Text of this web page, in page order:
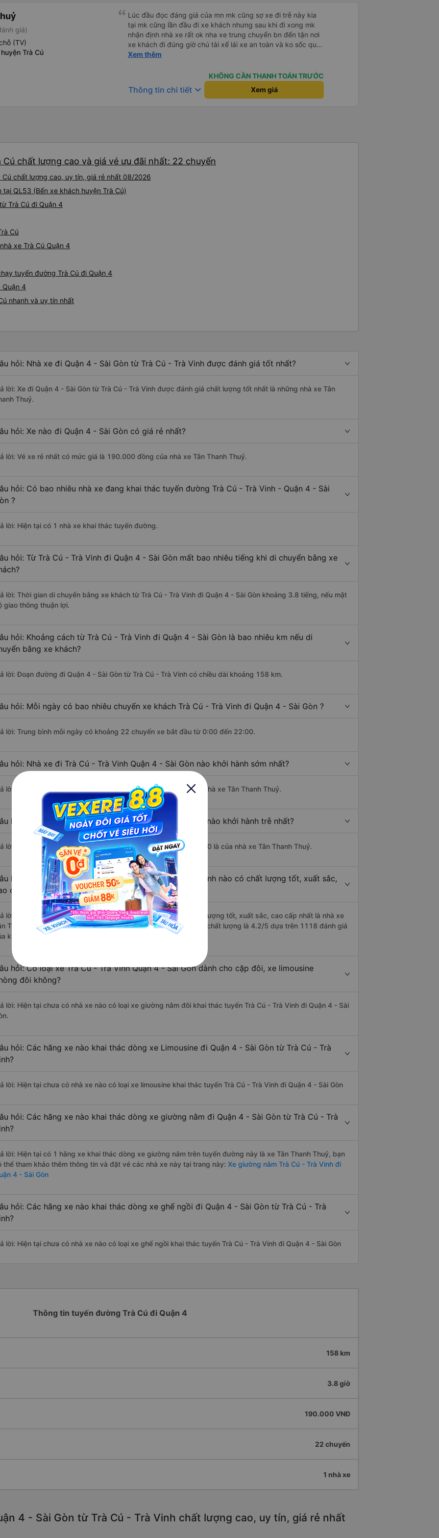
giá)
(TV)
Trà Cú
Lúc đầu đọc đáng giá của mn mk cũng sợ xe đi trễ này kia
tại mk cũng lần đầu đi xe khách nhưng sau khi đi xong mk
nhận định nhà xe rất ok nha xe trung chuyển bn đến tận nơi
xe khách đi đúng giờ chú tài xế lái xe an toàn và ko sốc quá
đầu nha nv trên xe cũng chu đáo nchung mk có đi sg vẫn
Xem thêm
KHÔNG CẦN THANH TOÁN TRƯỚC
Thông tin chi tiết keyboard_arrow_down Xem giá
chất lượng cao và giá vé ưu đãi nhất: 22 chuyến
chất lượng cao, uy tín, giá rẻ nhất 08/2026
tại QL53 (Bến xe khách huyện Trà Cú)
Trà Cú đi Quận 4
Cú
xe Trà Cú Quận 4
tuyến đường Trà Cú đi Quận 4
Quận 4
nhanh và uy tín nhất
hỏi: Nhà xe đi Quận 4 - Sài Gòn từ Trà Cú - Trà Vinh được đánh giá tốt nhất?
lời: Xe đi Quận 4 - Sài Gòn từ Trà Cú - Trà Vinh được đánh giá chất lượng tốt nhất là những nhà xe Tân
Thuỷ.
hỏi: Xe nào đi Quận 4 - Sài Gòn có giá rẻ nhất?
lời: Vé xe rẻ nhất có mức giá là 190.000 đồng của nhà xe Tân Thanh Thuỷ.
hỏi: Có bao nhiêu nhà xe đang khai thác tuyến đường Trà Cú - Trà Vinh - Quận 4 - Sài
?
lời: Hiện tại có 1 nhà xe khai thác tuyến đường.
hỏi: Từ Trà Cú - Trà Vinh đi Quận 4 - Sài Gòn mất bao nhiêu tiếng khi di chuyển bằng xe
lời: Thời gian di chuyển bằng xe khách từ Trà Cú - Trà Vinh đi Quận 4 - Sài Gòn khoảng 3.8 tiếng, nếu mật
giao thông thuận lợi.
hỏi: Khoảng cách từ Trà Cú - Trà Vinh đi Quận 4 - Sài Gòn là bao nhiêu km nếu di
bằng xe khách?
lời: Đoạn đường đi Quận 4 - Sài Gòn từ Trà Cú - Trà Vinh có chiều dài khoảng 158 km.
hỏi: Mỗi ngày có bao nhiêu chuyến xe khách Trà Cú - Trà Vinh đi Quận 4 - Sài Gòn ?
lời: Trung bình mỗi ngày có khoảng 22 chuyến xe bắt đầu từ 0:00 đến 22:00.
hỏi: Nhà xe đi Trà Cú - Trà Vinh Quận 4 - Sài Gòn nào khởi hành sớm nhất?
lời: Chuyến xe có giờ xuất phát sớm nhất vào lúc 0:00 là của nhà xe Tân Thanh Thuỷ.
hỏi: Nhà xe đi Quận 4 - Sài Gòn từ Trà Cú - Trà Vinh nào khởi hành trễ nhất?
lời: Chuyến xe có giờ xuất phát trễ (muộn) nhất là vào lúc 22:00 là của nhà xe Tân Thanh Thuỷ.
hỏi: Review xe đi Quận 4 - Sài Gòn từ Trà Cú - Trà Vinh nào có chất lượng tốt, xuất sắc,
cấp nhất?
lời: Những hãng xe đi Trà Cú - Trà Vinh Quận 4 - Sài Gòn chất lượng tốt, xuất sắc, cao cấp nhất là nhà xe
Thanh Thuỷ đi Quận 4 - Sài Gòn từ Trà Cú - Trà Vinh với điểm chất lượng là 4.2/5 dựa trên 1118 đánh giá
khách hàng).
hỏi: Có loại xe Trà Cú - Trà Vinh Quận 4 - Sài Gòn dành cho cặp đôi, xe limousine
đôi không?
lời: Hiện tại chưa có nhà xe nào có loại xe giường nằm đôi khai thác tuyến Trà Cú - Trà Vinh đi Quận 4 - Sài
hỏi: Các hãng xe nào khai thác dòng xe Limousine đi Quận 4 - Sài Gòn từ Trà Cú - Trà
lời: Hiện tại chưa có nhà xe nào có loại xe limousine khai thác tuyến Trà Cú - Trà Vinh đi Quận 4 - Sài Gòn
hỏi: Các hãng xe nào khai thác dòng xe giường nằm đi Quận 4 - Sài Gòn từ Trà Cú - Trà
lời: Hiện tại có 1 hãng xe khai thác dòng xe giường nằm trên tuyến đường này là xe Tân Thanh Thuỷ, bạn
thể tham khảo thêm thông tin và đặt vé các nhà xe này tại trang này: Xe giường nằm Trà Cú - Trà Vinh đi
4 - Sài Gòn
hỏi: Các hãng xe nào khai thác dòng xe ghế ngồi đi Quận 4 - Sài Gòn từ Trà Cú - Trà
lời: Hiện tại chưa có nhà xe nào có loại xe ghế ngồi khai thác tuyến Trà Cú - Trà Vinh đi Quận 4 - Sài Gòn
Thông tin tuyến đường Trà Cú đi Quận 4
158 km
3.8 giờ
190.000 VNĐ
22 chuyến
1 nhà xe
4 - Sài Gòn từ Trà Cú - Trà Vinh chất lượng cao, uy tín, giá rẻ nhất